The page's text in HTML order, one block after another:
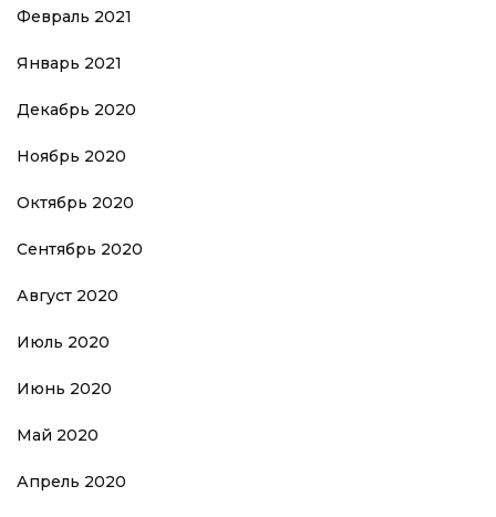
Февраль 2021
Январь 2021
Декабрь 2020
Ноябрь 2020
Октябрь 2020
Сентябрь 2020
Август 2020
Июль 2020
Июнь 2020
Май 2020
Апрель 2020